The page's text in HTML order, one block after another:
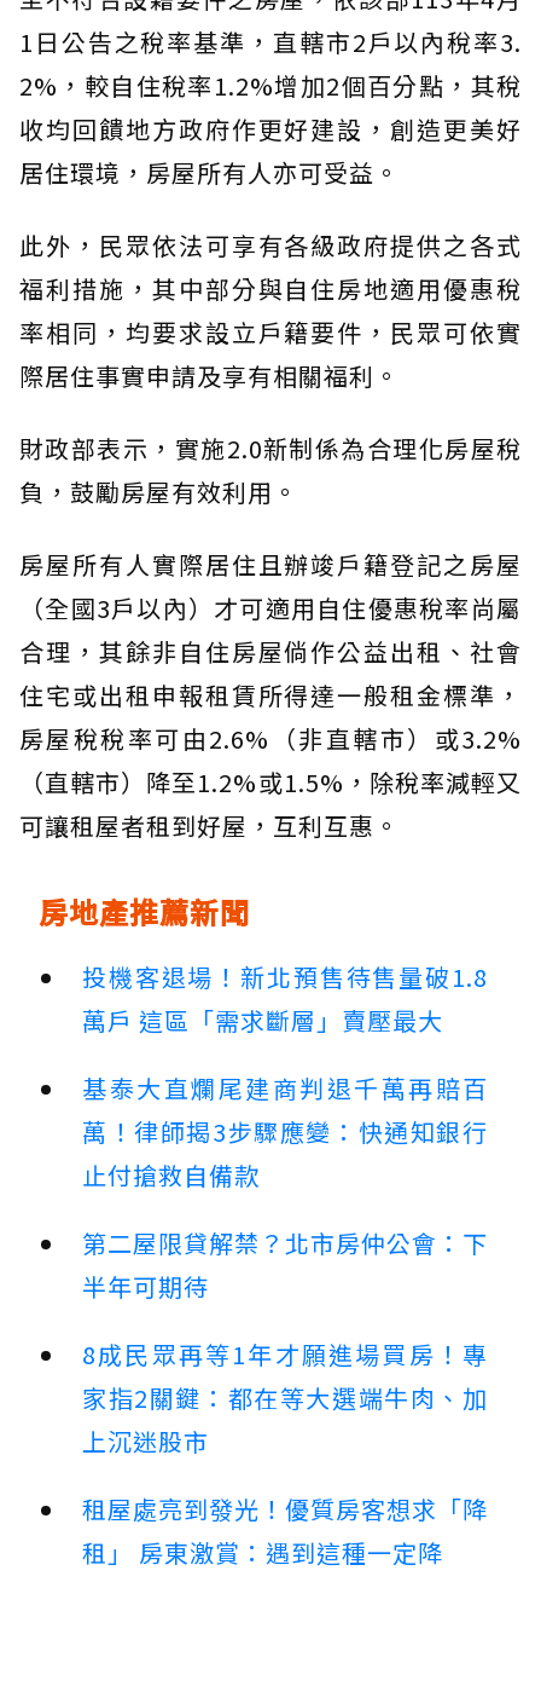
1日公告之稅率基準，直轄市2戶以內稅率3.
2%，較自住稅率1.2%增加2個百分點，其稅
收均回饋地方政府作更好建設，創造更美好
居住環境，房屋所有人亦可受益。
此外，民眾依法可享有各級政府提供之各式
福利措施，其中部分與自住房地適用優惠稅
率相同，均要求設立戶籍要件，民眾可依實
際居住事實申請及享有相關福利。
財政部表示，實施2.0新制係為合理化房屋稅
負，鼓勵房屋有效利用。
房屋所有人實際居住且辦竣戶籍登記之房屋
（全國3戶以內）才可適用自住優惠稅率尚屬
合理，其餘非自住房屋倘作公益出租、社會
住宅或出租申報租賃所得達一般租金標準，
房屋稅稅率可由2.6%（非直轄市）或3.2%
（直轄市）降至1.2%或1.5%，除稅率減輕又
可讓租屋者租到好屋，互利互惠。
房地產推薦新聞
投機客退場！新北預售待售量破1.8
萬戶 這區「需求斷層」賣壓最大
基泰大直爛尾建商判退千萬再賠百
萬！律師揭3步驟應變：快通知銀行
止付搶救自備款
第二屋限貸解禁？北市房仲公會：下
半年可期待
8成民眾再等1年才願進場買房！專
家指2關鍵：都在等大選端牛肉、加
上沉迷股市
租屋處亮到發光！優質房客想求「降
租」 房東激賞：遇到這種一定降